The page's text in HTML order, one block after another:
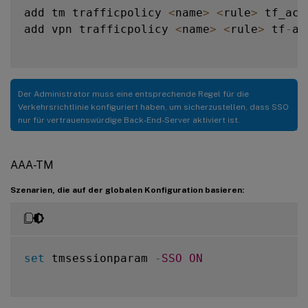
add tm trafficpolicy <name> < rule> tf_act
add vpn trafficpolicy <name> < rule> tf -
Der Administrator muss eine entsprechende Regel für die
Verkehrsrichtlinie konfiguriert haben, um sicherzustellen, dass SSO
nur für vertrauenswürdige Back-End-Server aktiviert ist.
AAA-TM
Szenarien, die auf der globalen Konfiguration basieren:
set tmsessionparam - SSO ON